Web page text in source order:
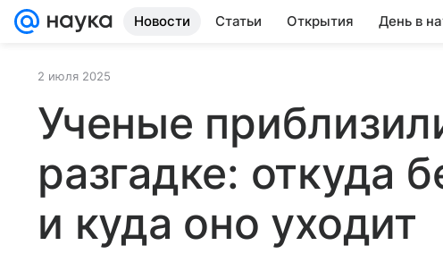
Новости Статьи Открытия День в
2 июля 2025
Ученые
разгадке: откуда
и куда оно уходит